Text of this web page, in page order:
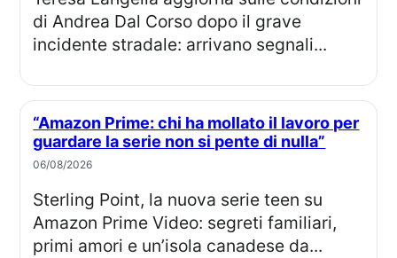
di Andrea Dal Corso dopo il grave
incidente stradale: arrivano segnali...
“Amazon Prime: chi ha mollato il lavoro per
guardare la serie non si pente di nulla”
06/08/2026
Sterling Point, la nuova serie teen su
Amazon Prime Video: segreti familiari,
primi amori e un’isola canadese da...